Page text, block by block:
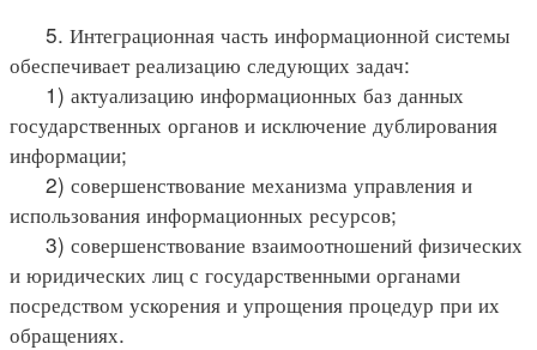
5. Интеграционная часть информационной системы
обеспечивает реализацию следующих задач:
1) актуализацию информационных баз данных
государственных органов и исключение дублирования
информации;
2) совершенствование механизма управления и
использования информационных ресурсов;
3) совершенствование взаимоотношений физических
и юридических лиц с государственными органами
посредством ускорения и упрощения процедур при их
обращениях.